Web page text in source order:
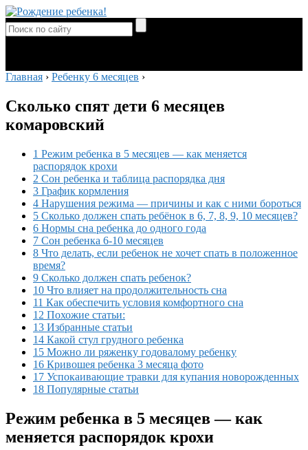
Главная › Ребенку 6 месяцев ›
Сколько спят дети 6 месяцев
комаровский
1 Режим ребенка в 5 месяцев — как меняется
распорядок крохи
2 Сон ребенка и таблица распорядка дня
3 График кормления
4 Нарушения режима — причины и как с ними бороться
5 Сколько должен спать ребёнок в 6, 7, 8, 9, 10 месяцев?
6 Нормы сна ребенка до одного года
7 Сон ребенка 6-10 месяцев
8 Что делать, если ребенок не хочет спать в положенное
время?
9 Сколько должен спать ребенок?
10 Что влияет на продолжительность сна
11 Как обеспечить условия комфортного сна
12 Похожие статьи:
13 Избранные статьи
14 Какой стул грудного ребенка
15 Можно ли ряженку годовалому ребенку
16 Кривошея ребенка 3 месяца фото
17 Успокаивающие травки для купания новорожденных
18 Популярные статьи
Режим ребенка в 5 месяцев — как
меняется распорядок крохи